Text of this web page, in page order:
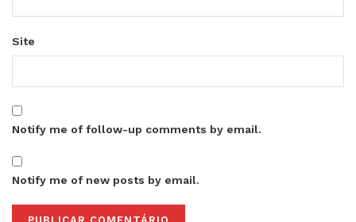
Site
Notify me of follow-up comments by email.
Notify me of new posts by email.